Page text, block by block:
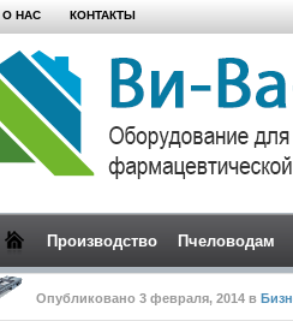
О НАС КОНТАКТЫ
Производство Пчеловодам
Опубликовано 3 февраля, 2014 в